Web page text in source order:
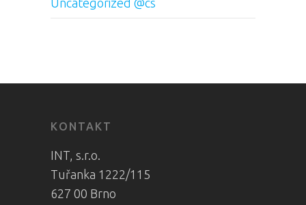
Uncategorized @cs
KONTAKT
INT, s.r.o.
Tuřanka 1222/115
627 00 Brno